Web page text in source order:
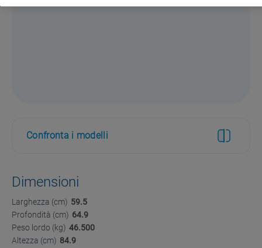
Confronta i modelli
Dimensioni
Larghezza (cm) 59.5
Profondità (cm) 64.9
Peso lordo (kg) 46.500
Altezza (cm) 84.9